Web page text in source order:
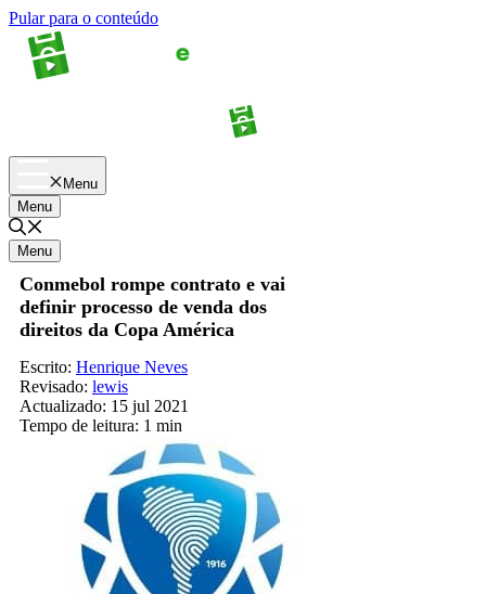
Pular para o conteúdo
Menu
Menu
Menu
Conmebol rompe contrato e vai
definir processo de venda dos
direitos da Copa América
Escrito: Henrique Neves
Revisado: lewis
Actualizado: 15 jul 2021
Tempo de leitura: 1 min